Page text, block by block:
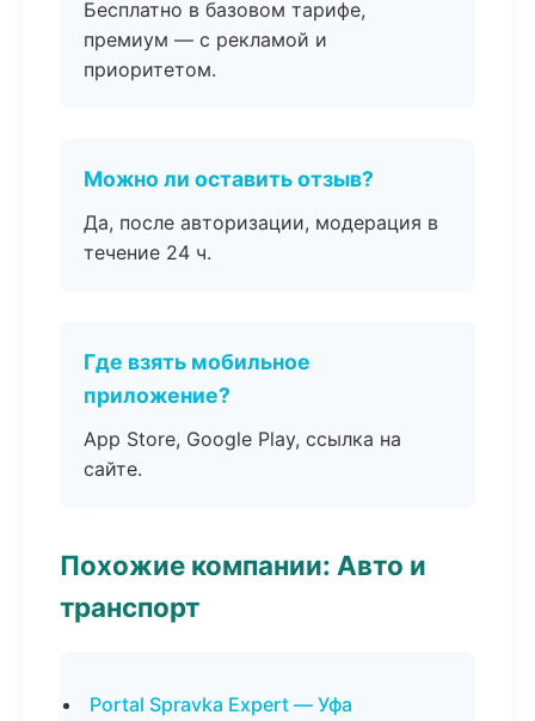
Бесплатно в базовом тарифе,
премиум — с рекламой и
приоритетом.
Можно ли оставить отзыв?
Да, после авторизации, модерация в
течение 24 ч.
Где взять мобильное
приложение?
App Store, Google Play, ссылка на
сайте.
Похожие компании: Авто и
транспорт
Portal Spravka Expert — Уфа